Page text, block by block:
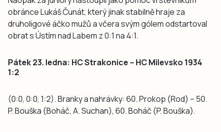
obránce Lukáš Čunát, který jinak stabilně hraje za
druholigové áčko mužů a včera svým gólem odstartoval
obrat s Ústím nad Labem z 0:1 na 4:1.
Pátek 23. ledna: HC Strakonice – HC Milevsko 1934
1:2
(0:0, 0:0, 1:2). Branky a nahrávky: 60. Prokop (Rod) – 50.
P. Bouška (Boháč, A. Suchan), 60. Boháč (P. Bouška).